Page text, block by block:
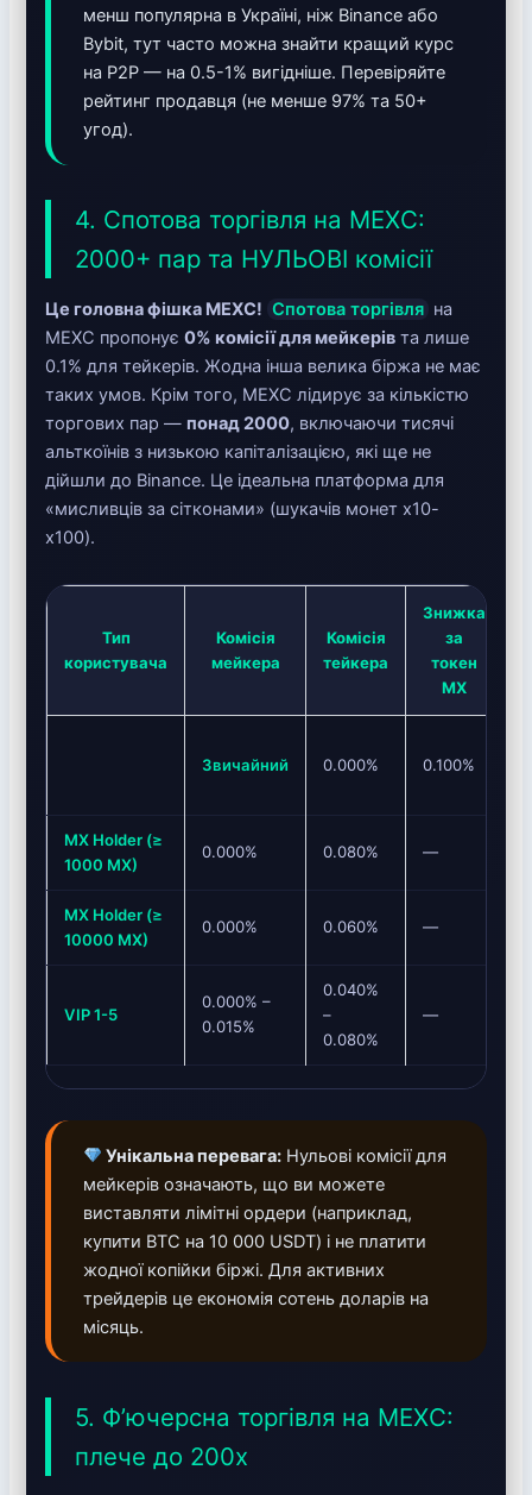
менш популярна в Україні, ніж Binance або
Bybit, тут часто можна знайти кращий курс
на P2P — на 0.5-1% вигідніше. Перевіряйте
рейтинг продавця (не менше 97% та 50+
угод).
4. Спотова торгівля на MEXC:
2000+ пар та НУЛЬОВІ комісії
Це головна фішка MEXC! Спотова торгівля на
MEXC пропонує0% комісії для мейкерів та лише
0.1% для тейкерів. Жодна інша велика біржа не має
таких умов. Крім того, MEXC лідирує за кількістю
торгових пар — понад 2000, включаючи тисячі
альткоїнів з низькою капіталізацією, які ще не
дійшли до Binance. Це ідеальна платформа для
«мисливців за сітконами» (шукачів монет x10-
x100).
Тип
користувача
Комісія
мейкера
Комісія
тейкера
Знижка
за
токен
MX
Звичайний 0.000% 0.100%
MX Holder (≥
1000 MX)
0.000% 0.080% —
MX Holder (≥
10000 MX)
0.000% 0.060% —
VIP 1-5
0.000% –
0.015%
0.040%
–
0.080%
—
Унікальна перевага: Нульові комісії для
мейкерів означають, що ви можете
виставляти лімітні ордери (наприклад,
купити BTC на 10 000 USDT) і не платити
жодної копійки біржі. Для активних
трейдерів це економія сотень доларів на
місяць.
5. Ф’ючерсна торгівля на MEXC:
плече до 200x